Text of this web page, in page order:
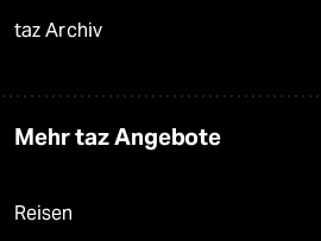
taz Archiv
Mehr taz Angebote
Reisen